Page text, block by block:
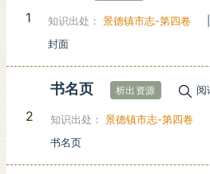
1 知识出处： 景德镇市志-第四卷
封面
2
书名页 析出资源 阅
知识出处： 景德镇市志-第四卷
书名页